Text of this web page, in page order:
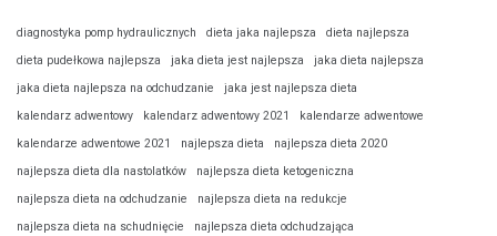
diagnostyka pomp hydraulicznych dieta jaka najlepsza
dieta najlepsza
dieta pudełkowa najlepsza
jaka dieta jest najlepsza
jaka dieta najlepsza
jaka dieta najlepsza na odchudzanie
jaka jest najlepsza dieta
kalendarz adwentowy
kalendarz adwentowy 2021
kalendarze adwentowe
kalendarze adwentowe 2021
najlepsza dieta
najlepsza dieta 2020
najlepsza dieta dla nastolatków
najlepsza dieta ketogeniczna
najlepsza dieta na odchudzanie
najlepsza dieta na redukcje
najlepsza dieta na schudnięcie
najlepsza dieta odchudzająca